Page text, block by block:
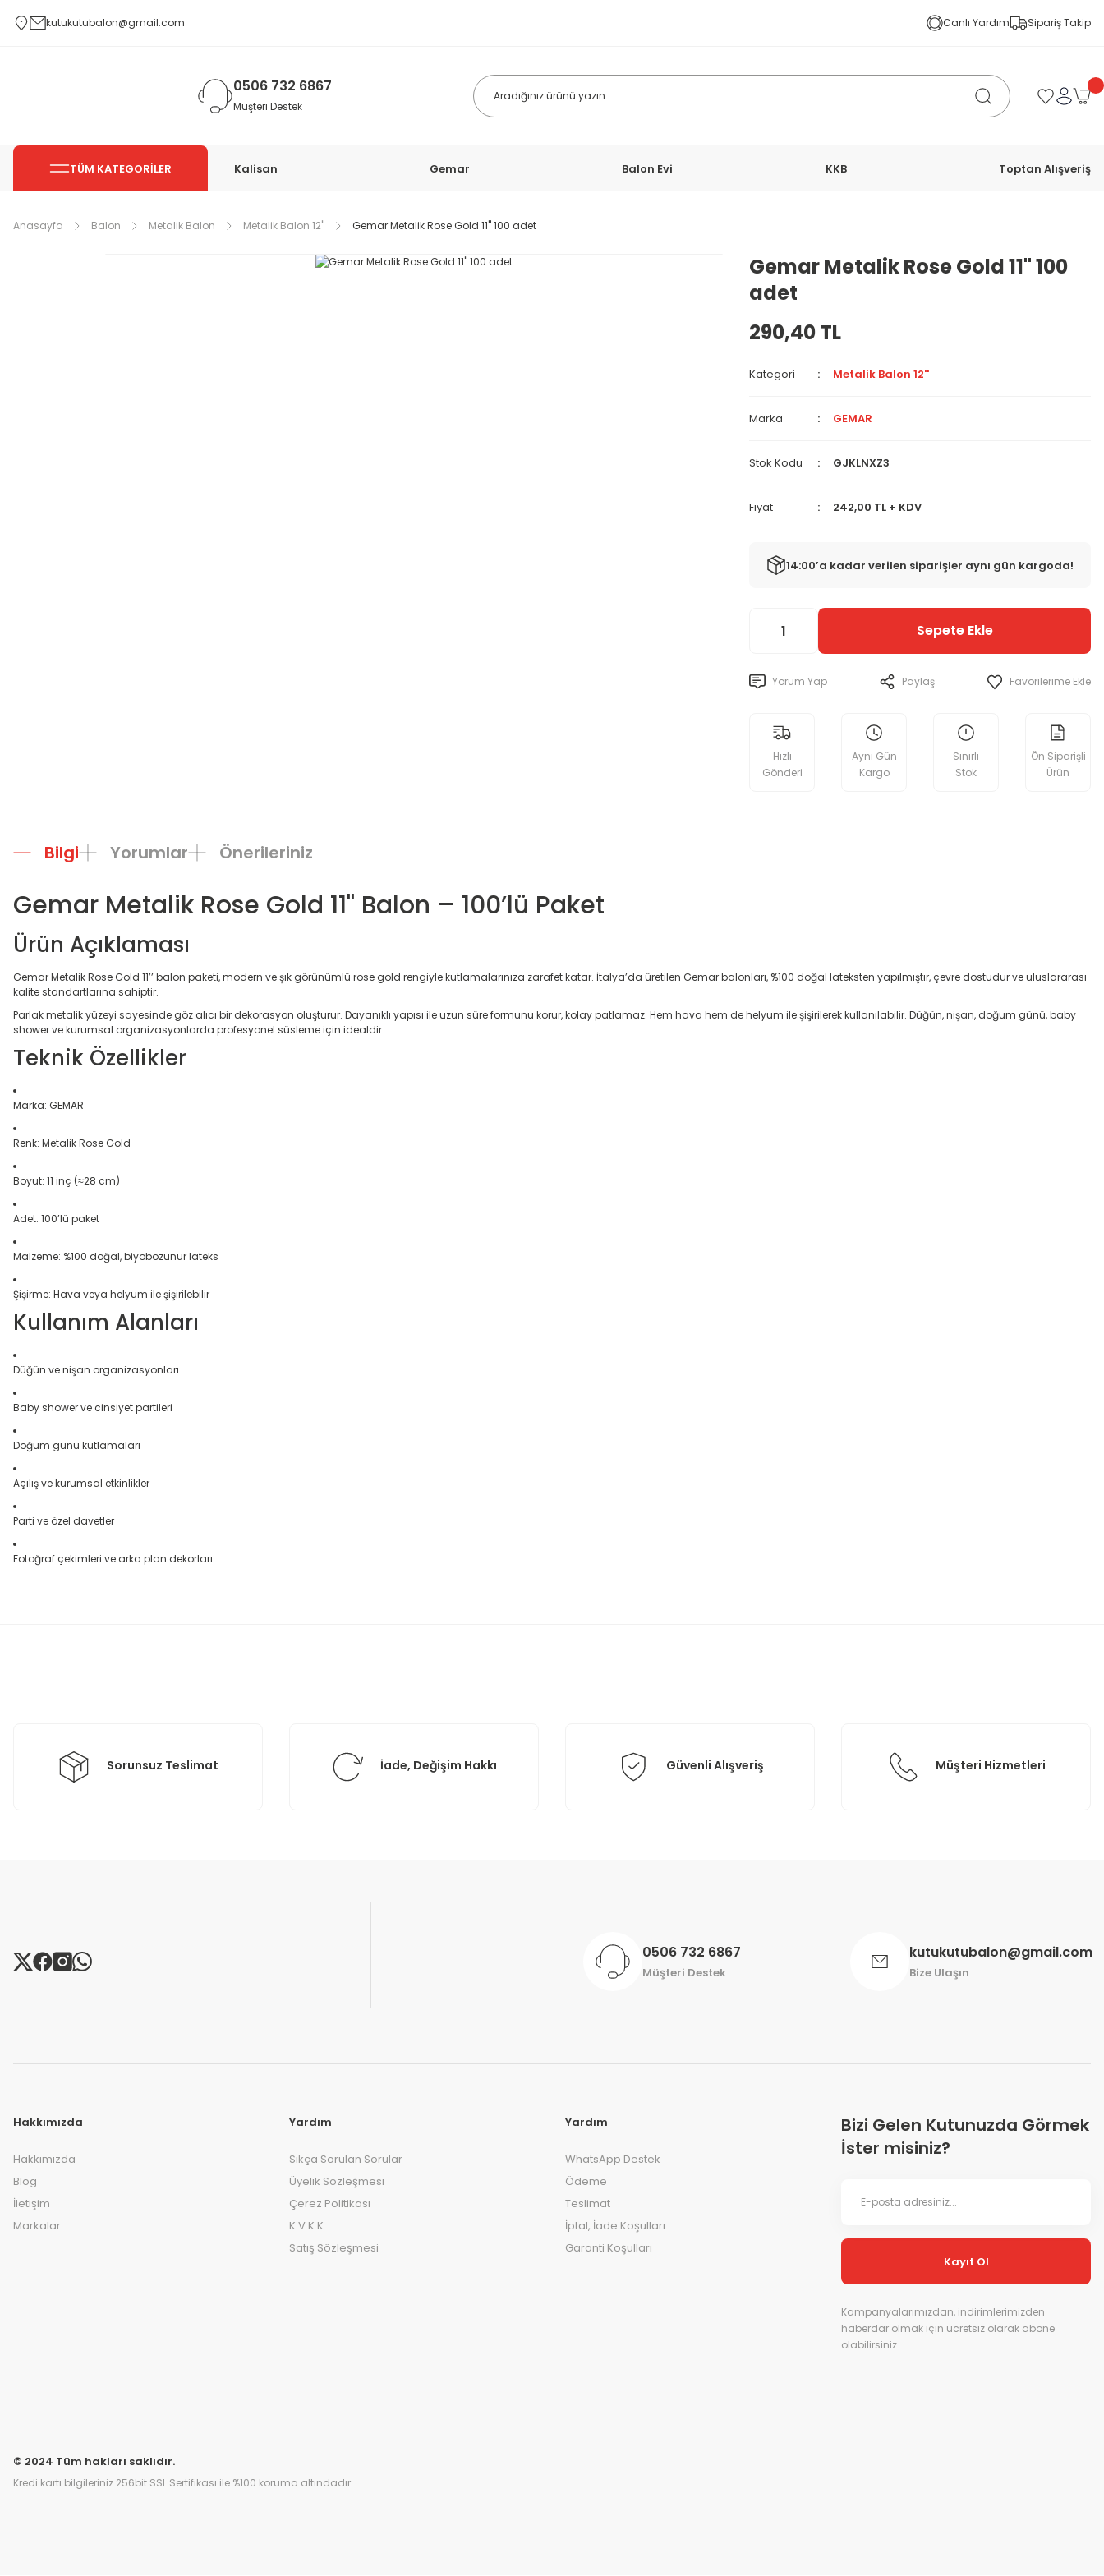
kutukutubalon@gmail.com Canlı Yardım Sipariş Takip
0506 732 6867
Müşteri Destek
TÜM KATEGORİLER Kalisan Gemar Balon Evi KKB Toptan Alışveriş
Anasayfa Balon Metalik Balon Metalik Balon 12'' Gemar Metalik Rose Gold 11'' 100 adet
Gemar Metalik Rose Gold 11'' 100
adet
290,40 TL
Kategori Metalik Balon 12''
Marka GEMAR
Stok Kodu GJKLNXZ3
Fiyat 242,00 TL + KDV
14:00’a kadar verilen siparişler aynı gün kargoda!
Sepete Ekle
Yorum Yap Paylaş
Hızlı
Gönderi
Aynı Gün
Kargo
Sınırlı
Stok
Ön Siparişli
Ürün
Bilgi Yorumlar Önerileriniz
Gemar Metalik Rose Gold 11'' Balon – 100’lü Paket
Ürün Açıklaması
Gemar Metalik Rose Gold 11’’ balon paketi, modern ve şık görünümlü rose gold rengiyle kutlamalarınıza zarafet katar. İtalya’da üretilen Gemar balonları, %100 doğal lateksten yapılmıştır, çevre dostudur ve uluslararası
kalite standartlarına sahiptir.
Parlak metalik yüzeyi sayesinde göz alıcı bir dekorasyon oluşturur. Dayanıklı yapısı ile uzun süre formunu korur, kolay patlamaz. Hem hava hem de helyum ile şişirilerek kullanılabilir. Düğün, nişan, doğum günü, baby
shower ve kurumsal organizasyonlarda profesyonel süsleme için idealdir.
Teknik Özellikler
Marka: GEMAR
Renk: Metalik Rose Gold
Boyut: 11 inç (≈28 cm)
Adet: 100’lü paket
Malzeme: %100 doğal, biyobozunur lateks
Şişirme: Hava veya helyum ile şişirilebilir
Kullanım Alanları
Düğün ve nişan organizasyonları
Baby shower ve cinsiyet partileri
Doğum günü kutlamaları
Açılış ve kurumsal etkinlikler
Parti ve özel davetler
Fotoğraf çekimleri ve arka plan dekorları
Sorunsuz Teslimat İade, Değişim Hakkı Güvenli Alışveriş Müşteri Hizmetleri
0506 732 6867
Müşteri Destek
kutukutubalon@gmail.com
Bize Ulaşın
Hakkımızda
Hakkımızda
Blog
İletişim
Markalar
Yardım
Sıkça Sorulan Sorular
Üyelik Sözleşmesi
Çerez Politikası
K.V.K.K
Satış Sözleşmesi
Yardım
WhatsApp Destek
Ödeme
Teslimat
İptal, İade Koşulları
Garanti Koşulları
Bizi Gelen Kutunuzda Görmek
İster misiniz?
Kayıt Ol
Kampanyalarımızdan, indirimlerimizden
haberdar olmak için ücretsiz olarak abone
olabilirsiniz.
© 2024 Tüm hakları saklıdır.
Kredi kartı bilgileriniz 256bit SSL Sertifikası ile %100 koruma altındadır.